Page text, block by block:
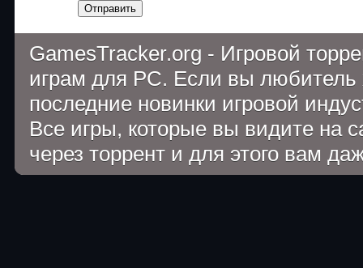
Отправить
GamesTracker.org - Игровой
играм для PC. Если вы
последние новинки игровой
Все игры, которые вы видите на
через торрент и для этого вам